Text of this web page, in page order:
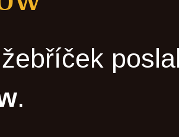
žebříček
.